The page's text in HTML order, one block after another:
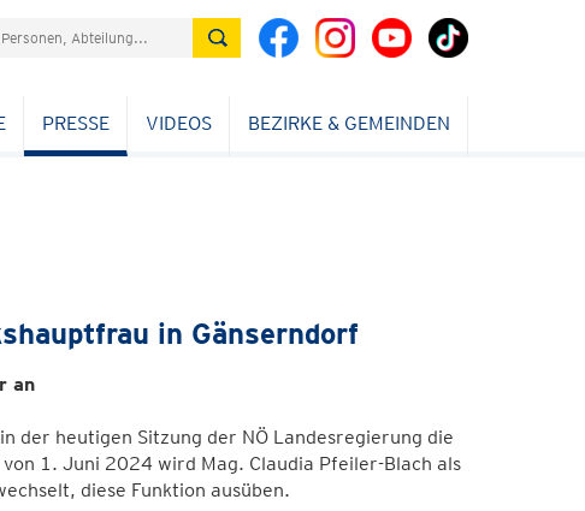
PRESSE VIDEOS BEZIRKE & GEMEINDEN
in Gänserndorf
an
der heutigen Sitzung der NÖ Landesregierung die
1. Juni 2024 wird Mag. Claudia Pfeiler-Blach als
diese Funktion ausüben.